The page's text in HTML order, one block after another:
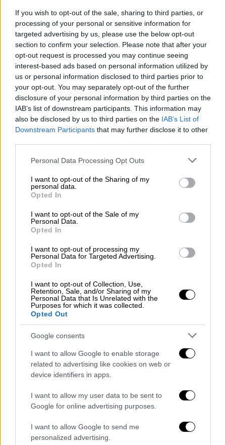
If you wish to opt-out of the sale, sharing to third parties, or
processing of your personal or sensitive information for
targeted advertising by us, please use the below opt-out
section to confirm your selection. Please note that after your
opt-out request is processed you may continue seeing
interest-based ads based on personal information utilized by
us or personal information disclosed to third parties prior to
your opt-out. You may separately opt-out of the further
disclosure of your personal information by third parties on the
IAB’s list of downstream participants. This information may
also be disclosed by us to third parties on the IAB’s List of
Downstream Participants that may further disclose it to other
Please note that this website/app uses one or more Google
not limited to your visit or usage behaviour. You may click to
grant or deny consent to Google and its third-party tags to
use your data for below specified purposes in below Google
consent section.
Personal Data Processing Opt Outs
I want to opt-out of the Sharing of my
personal data.
Opted In
I want to opt-out of the Sale of my
Personal Data.
Opted In
I want to opt-out of processing my
Personal Data for Targeted Advertising.
Opted In
I want to opt-out of Collection, Use,
Retention, Sale, and/or Sharing of my
Personal Data that Is Unrelated with the
Purposes for which it was collected.
Opted Out
Google consents
I want to allow Google to enable storage
related to advertising like cookies on web or
device identifiers in apps.
I want to allow my user data to be sent to
Google for online advertising purposes.
I want to allow Google to send me
personalized advertising.
χρώμα του αντιπάλου υποψήφιου του
εκλεκτού του Χαμενεΐ, Μαχμούντ
Αχμαντινετζάντ, για τις προεδρικές εκλογές
του Ιράν. Ο Μιρ Χοσεΐν Μοσαβί ήταν το
πρόσωπο που προτιμούσαν οι
ποδοσφαιριστές για πρόεδρο της χώρας
τους, μόνο και μόνο επειδή είχε δώσει
ενδείξεις έμπρακτης εκτίμησης για το ίδιο
το ποδόσφαιρο. Εμφανιζόταν στις
προπονήσεις της εθνικής ομάδας, πριν από
τους προκριματικούς αγώνες, και ζητούσε
να μάθει πληροφορίες για το διακύβευμα,
προσωπικό αεροπλάνο του για την άνετη
επιστροφή των ποδοσφαιριστών από τη
Βόρεια Κορέα στην Τεχεράνη. Τελικά ο
Μοσαβί ηττήθηκε στις προεδρικές εκλογές
λαμβάνοντας το 34% των ψήφων, εν μέσω
κραυγών ότι η εκλογική διαδικασία
πραγματοποιήθηκε με βία και νοθεία. Οι
και αντιμετώπισαν ξανά τη βίαιη καταστολή
των διαδηλώσεων, πληρώνοντας βαρύ φόρο
αίματος. Ο επανεκλεγείς τότε Μαχμούντ
Αχμαντινετζάντ θεωρείται σήμερα μεταξύ
των νεκρών της επίθεσης σε βάρος του
Χαμενεΐ.